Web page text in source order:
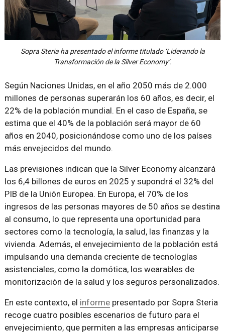
Sopra Steria ha presentado el informe titulado ‘Liderando la
Transformación de la Silver Economy’.
Según Naciones Unidas, en el año 2050 más de 2.000
millones de personas superarán los 60 años, es decir, el
22% de la población mundial. En el caso de España, se
estima que el 40% de la población será mayor de 60
años en 2040, posicionándose como uno de los países
más envejecidos del mundo.
Las previsiones indican que la Silver Economy alcanzará
los 6,4 billones de euros en 2025 y supondrá el 32% del
PIB de la Unión Europea. En Europa, el 70% de los
ingresos de las personas mayores de 50 años se destina
al consumo, lo que representa una oportunidad para
sectores como la tecnología, la salud, las finanzas y la
vivienda. Además, el envejecimiento de la población está
impulsando una demanda creciente de tecnologías
asistenciales, como la domótica, los wearables de
monitorización de la salud y los seguros personalizados.
En este contexto, el informepresentado por Sopra Steria
recoge cuatro posibles escenarios de futuro para el
envejecimiento, que permiten a las empresas anticiparse